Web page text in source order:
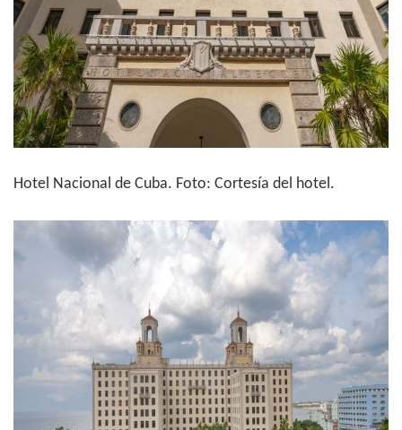
Hotel Nacional de Cuba. Foto: Cortesía del hotel.